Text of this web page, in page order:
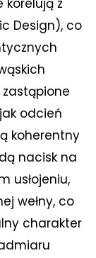
korelują z
Design), co
odcień
koherentny
nacisk na
usłojeniu,
wełny, co
charakter